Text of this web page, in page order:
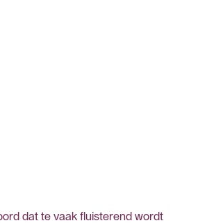
dat te vaak fluisterend wordt